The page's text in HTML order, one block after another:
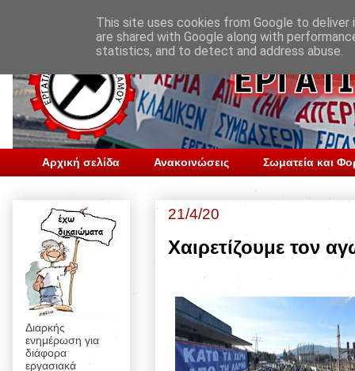
Αρχική σελίδα Ανακοινώσεις Σωματεία και
21/4/20
Χαιρετίζουμε τον
Διαρκής
ενημέρωση για
διάφορα
εργασιακά
This site uses cookies from Google to
are shared with Google along with
statistics, and to detect and address abuse.